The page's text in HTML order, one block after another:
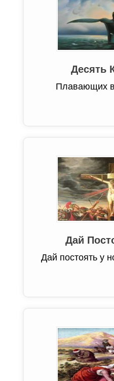
Десять
Плавающих
Дай
Дай постоять у